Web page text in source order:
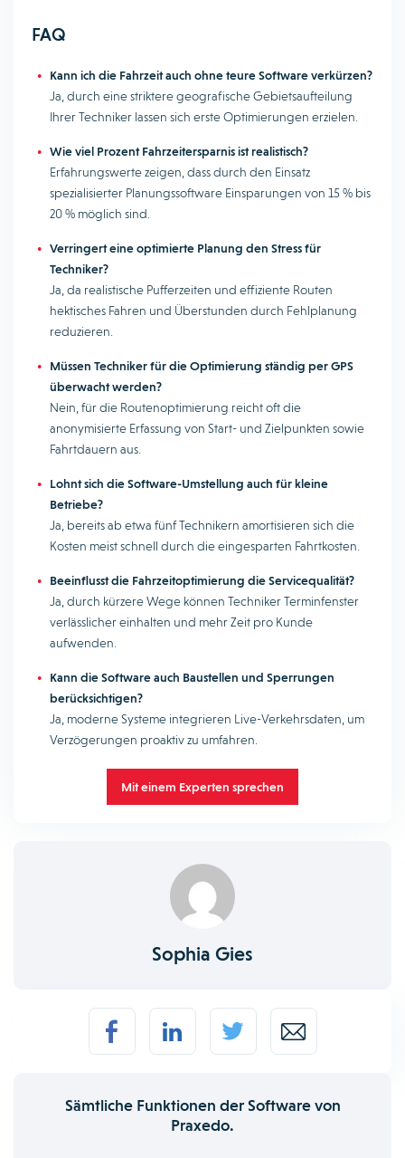
FAQ
Kann ich die Fahrzeit auch ohne teure Software verkürzen?
Ja, durch eine striktere geografische Gebietsaufteilung
Ihrer Techniker lassen sich erste Optimierungen erzielen.
Wie viel Prozent Fahrzeitersparnis ist realistisch?
Erfahrungswerte zeigen, dass durch den Einsatz
spezialisierter Planungssoftware Einsparungen von 15 % bis
20 % möglich sind.
Verringert eine optimierte Planung den Stress für
Techniker?
Ja, da realistische Pufferzeiten und effiziente Routen
hektisches Fahren und Überstunden durch Fehlplanung
reduzieren.
Müssen Techniker für die Optimierung ständig per GPS
überwacht werden?
Nein, für die Routenoptimierung reicht oft die
anonymisierte Erfassung von Start- und Zielpunkten sowie
Fahrtdauern aus.
Lohnt sich die Software-Umstellung auch für kleine
Betriebe?
Ja, bereits ab etwa fünf Technikern amortisieren sich die
Kosten meist schnell durch die eingesparten Fahrtkosten.
Beeinflusst die Fahrzeitoptimierung die Servicequalität?
Ja, durch kürzere Wege können Techniker Terminfenster
verlässlicher einhalten und mehr Zeit pro Kunde
aufwenden.
Kann die Software auch Baustellen und Sperrungen
berücksichtigen?
Ja, moderne Systeme integrieren Live-Verkehrsdaten, um
Verzögerungen proaktiv zu umfahren.
Mit einem Experten sprechen
Sophia Gies
Sämtliche Funktionen der Software von
Praxedo.